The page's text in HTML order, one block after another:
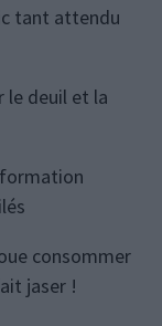
tant attendu
le deuil et la
consommer
jaser !